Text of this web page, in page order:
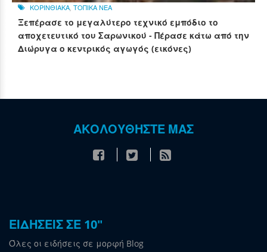
ΚΟΡΙΝΘΙΑΚΑ, ΤΟΠΙΚΑ ΝΕΑ
Ξεπέρασε το μεγαλύτερο τεχνικό εμπόδιο το
αποχετευτικό του Σαρωνικού - Πέρασε κάτω από την
Διώρυγα ο κεντρικός αγωγός (εικόνες)
ΑΚΟΛΟΥΘΗΣΤΕ ΜΑΣ
ΕΙΔΗΣΕΙΣ ΣΕ 10"
Όλες οι ειδήσεις σε μορφή Blog